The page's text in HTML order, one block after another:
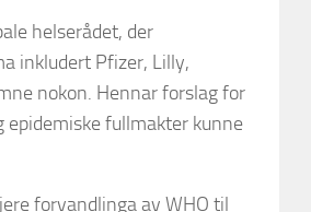
helserådet, der
inkludert Pfizer, Lilly,
nokon. Hennar forslag for
epidemiske fullmakter kunne
forvandlinga av WHO til